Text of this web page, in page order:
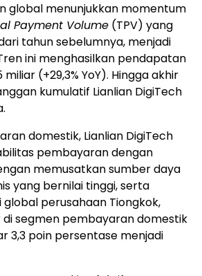
global menunjukkan momentum
Payment Volume (TPV) yang
tahun sebelumnya, menjadi
ini menghasilkan pendapatan
miliar (+29,3% YoY). Hingga akhir
kumulatif Lianlian DigiTech
domestik, Lianlian DigiTech
pembayaran dengan
memusatkan sumber daya
yang bernilai tinggi, serta
global perusahaan Tiongkok,
segmen pembayaran domestik
3,3 poin persentase menjadi